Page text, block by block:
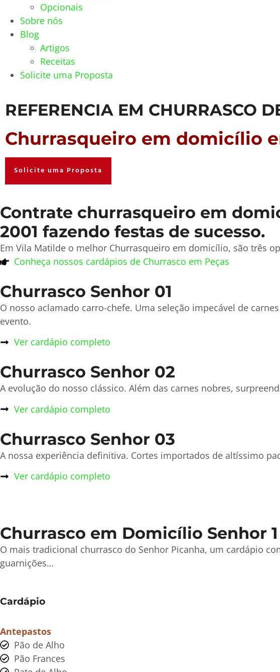
Opcionais
Sobre nós
Blog
Artigos
Receitas
Solicite uma Proposta
REFERENCIA EM CHURRASCO
Churrasqueiro em domicílio
Solicite uma Proposta
Contrate churrasqueiro em
2001 fazendo festas de sucesso.
Em Vila Matilde o melhor Churrasqueiro em domicílio, são três
Conheça nossos cardápios de Churrasco em Peças
Churrasco Senhor 01
O nosso aclamado carro-chefe. Uma seleção impecável de
evento.
Ver cardápio completo
Churrasco Senhor 02
A evolução do nosso clássico. Além das carnes nobres,
Ver cardápio completo
Churrasco Senhor 03
A nossa experiência definitiva. Cortes importados de altíssimo
Ver cardápio completo
Churrasco em Domicílio Senhor 1
O mais tradicional churrasco do Senhor Picanha, um cardápio
guarnições…
Cardápio
Antepastos
Pão de Alho
Pão Frances